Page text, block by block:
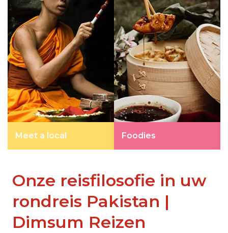
Meet a local Foodies
Onze reisfilosofie in uw
rondreis Pakistan |
Dimsum Reizen